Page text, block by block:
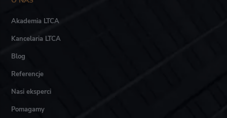
Akademia LTCA
Kancelaria LTCA
Blog
Referencje
Nasi eksperci
Pomagamy